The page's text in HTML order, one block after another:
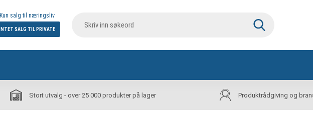
Kun salg til næringsliv
INTET SALG TIL PRIVATE
Stort utvalg - over 25 000 produkter på lager Produktrådgiving og